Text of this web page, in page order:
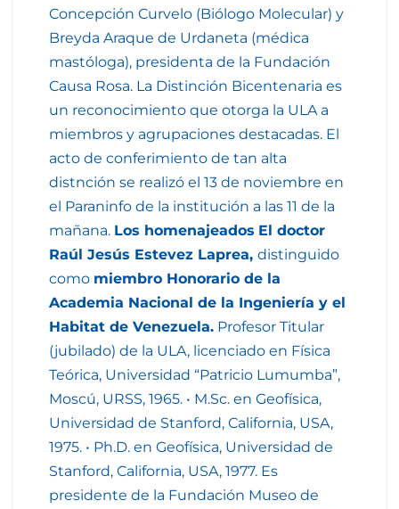
Concepción Curvelo (Biólogo Molecular) y
Breyda Araque de Urdaneta (médica
mastóloga), presidenta de la Fundación
Causa Rosa. La Distinción Bicentenaria es
un reconocimiento que otorga la ULA a
miembros y agrupaciones destacadas. El
acto de conferimiento de tan alta
distnción se realizó el 13 de noviembre en
el Paraninfo de la institución a las 11 de la
mañana. Los homenajeados El doctor
Raúl Jesús Estevez Laprea, distinguido
como miembro Honorario de la
Academia Nacional de la Ingeniería y el
Habitat de Venezuela. Profesor Titular
(jubilado) de la ULA, licenciado en Física
Teórica, Universidad “Patricio Lumumba”,
Moscú, URSS, 1965. • M.Sc. en Geofísica,
Universidad de Stanford, California, USA,
1975. • Ph.D. en Geofísica, Universidad de
Stanford, California, USA, 1977. Es
presidente de la Fundación Museo de